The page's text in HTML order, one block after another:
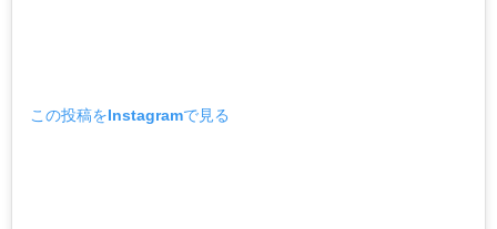
この投稿をInstagramで見る